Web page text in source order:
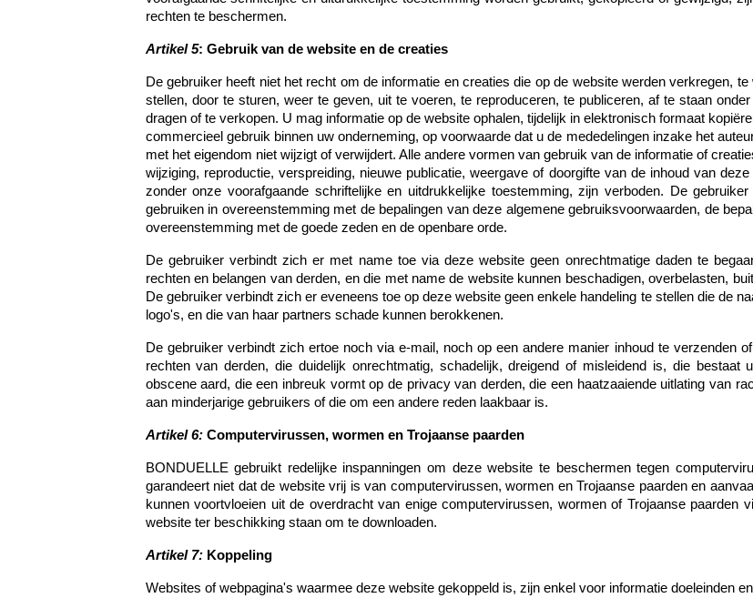
rechten te beschermen.
Artikel 5: Gebruik van de website en de creaties
De gebruiker heeft niet het recht om de informatie en creaties die op de website werden verkregen,
stellen, door te sturen, weer te geven, uit te voeren, te reproduceren, te publiceren, af te staan
dragen of te verkopen. U mag informatie op de website ophalen, tijdelijk in elektronisch formaat
commercieel gebruik binnen uw onderneming, op voorwaarde dat u de mededelingen inzake het
met het eigendom niet wijzigt of verwijdert. Alle andere vormen van gebruik van de informatie of
wijziging, reproductie, verspreiding, nieuwe publicatie, weergave of doorgifte van de inhoud van
zonder onze voorafgaande schriftelijke en uitdrukkelijke toestemming, zijn verboden. De
gebruiken in overeenstemming met de bepalingen van deze algemene gebruiksvoorwaarden, de
overeenstemming met de goede zeden en de openbare orde.
De gebruiker verbindt zich er met name toe via deze website geen onrechtmatige daden te
rechten en belangen van derden, en die met name de website kunnen beschadigen, overbelasten,
De gebruiker verbindt zich er eveneens toe op deze website geen enkele handeling te stellen die de
logo's, en die van haar partners schade kunnen berokkenen.
De gebruiker verbindt zich ertoe noch via e-mail, noch op een andere manier inhoud te verzenden
rechten van derden, die duidelijk onrechtmatig, schadelijk, dreigend of misleidend is, die bestaat
obscene aard, die een inbreuk vormt op de privacy van derden, die een haatzaaiende uitlating van
aan minderjarige gebruikers of die om een andere reden laakbaar is.
Artikel 6: Computervirussen, wormen en Trojaanse paarden
BONDUELLE gebruikt redelijke inspanningen om deze website te beschermen tegen
garandeert niet dat de website vrij is van computervirussen, wormen en Trojaanse paarden en
kunnen voortvloeien uit de overdracht van enige computervirussen, wormen of Trojaanse
website ter beschikking staan om te downloaden.
Artikel 7: Koppeling
Websites of webpagina's waarmee deze website gekoppeld is, zijn enkel voor informatie doeleinden